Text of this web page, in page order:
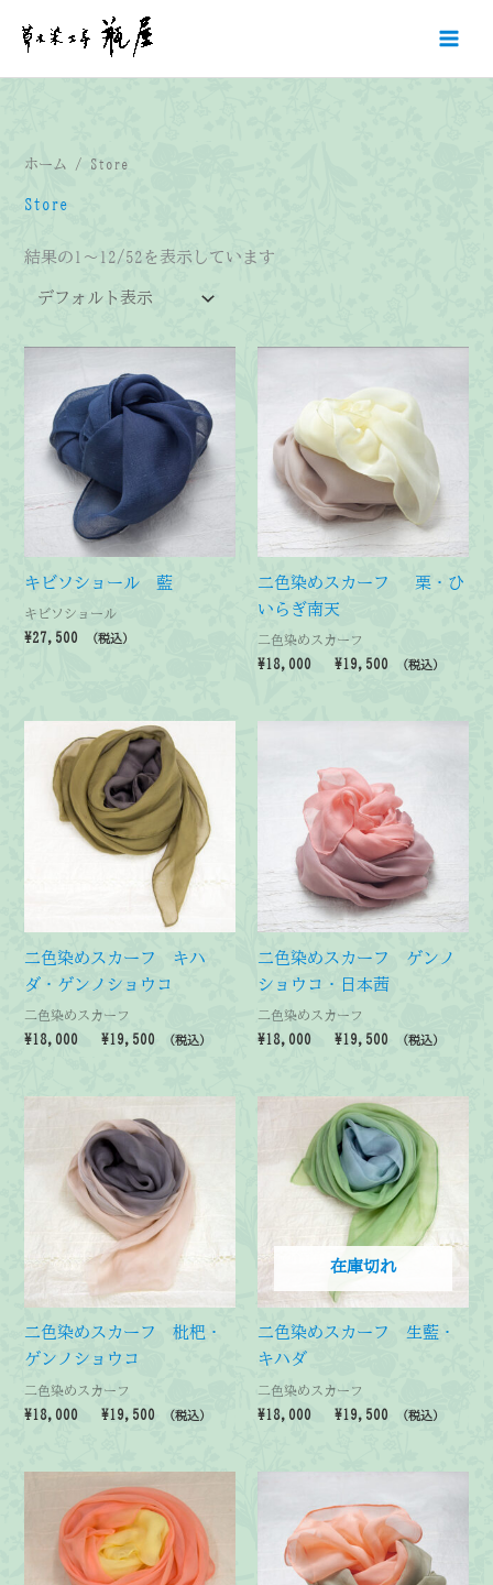
ホーム / Store
Store
結果の1～12/52を表示しています
キビソショール 藍
キビソショール
¥27,500 （税込）
二色染めスカーフ 栗・ひ
いらぎ南天
二色染めスカーフ
¥18,000 ¥19,500
¥18,000
（税込）
二色染めスカーフ キハ
ダ・ゲンノショウコ
二色染めスカーフ
¥18,000 –¥19,500
¥18,000
¥19,500
（税込）
二色染めスカーフ ゲンノ
ショウコ・日本茜
二色染めスカーフ
¥18,000 ¥19,500
¥18,000
–
¥19,500
（税込）
二色染めスカーフ 枇杷・
ゲンノショウコ
二色染めスカーフ
¥18,000 –¥19,500
¥18,000
–
¥19,500
（税込）
在庫切れ
二色染めスカーフ 生藍・
キハダ
二色染めスカーフ
¥18,000 ¥19,500
¥18,000
¥19,500
（税込）